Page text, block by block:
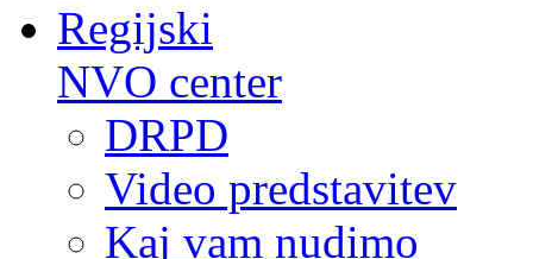
Regijski
NVO center
DRPD
Video predstavitev
Kaj vam nudimo